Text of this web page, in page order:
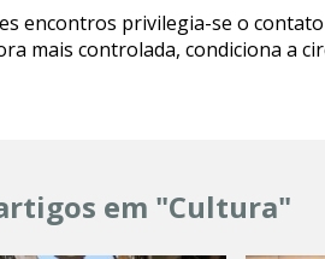
encontros privilegia-se o
mais controlada, condiciona a
em "Cultura"